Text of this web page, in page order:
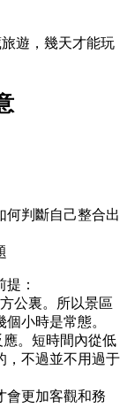
遊，幾天才能玩
何判斷自己整合出
：
公裏。所以景區
小時是常態。
。短時間內從低
，不過並不用過于
會更加客觀和務